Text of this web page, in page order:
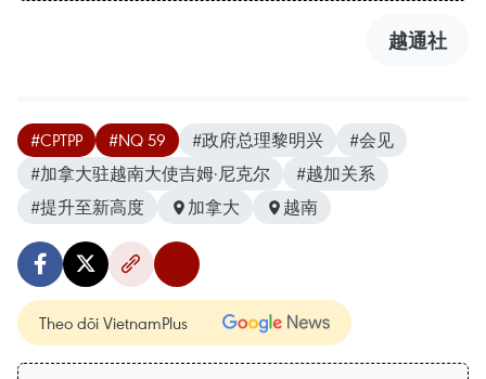
越通社
#CPTPP #NQ 59 #政府总理黎明兴
#会见
#加拿大驻越南大使吉姆·尼克尔
#越加关系
#提升至新高度
加拿大 越南
Theo dõi VietnamPlus